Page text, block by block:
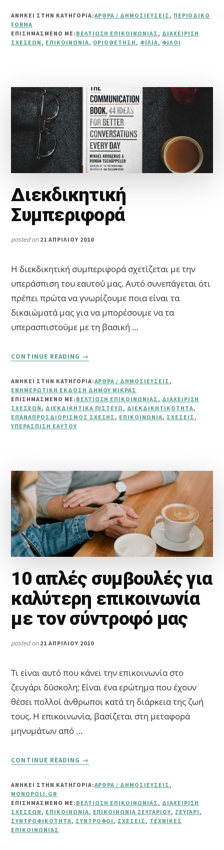
ΑΝΗΚΕΙ ΣΤΗΝ ΚΑΤΗΓΟΡΙΑ:ΆΡΘΡΑ / ΔΗΜΟΣΙΕΎΣΕΙΣ, ΠΕΡΙΟΔΙΚΌ
FORMA
ΕΠΙΣΗΜΑΣΜΈΝΟ ΜΕ: ΒΕΛΤΊΩΣΗ ΕΠΙΚΟΙΝΩΝΊΑΣ, ΔΙΑΧΕΊΡΙΣΗ
ΣΧΈΣΕΩΝ, ΕΠΙΚΟΙΝΩΝΊΑ, ΟΡΙΟΘΈΤΗΣΗ, ΦΙΛΊΑ, ΦΊΛΟΙ
Διεκδικητική
Συμπεριφορά
posted on 21 ΑΠΡΙΛΊΟΥ 2010
Η διεκδικητική συμπεριφορά σχετίζεται με την
υπεράσπιση του εαυτού μας. Αυτό συνεπάγεται ότι
πρέπει πρώτα να γνωρίζουμε ποια είναι τα
δικαιώματά μας για να μπορέσουμε να τα
υπερασπιστούμε με τη βασική …
CONTINUE READING
ΔΙΕΚΔΙΚΗΤΙΚΉ
→
ΑΝΗΚΕΙ ΣΤΗΝ ΚΑΤΗΓΟΡΙΑ:ΆΡΘΡΑ / ΔΗΜΟΣΙΕΎΣΕΙΣ,
ΕΝΗΜΕΡΩΤΙΚΉ ΈΚΔΟΣΗ ΔΉΜΟΥ ΜΊΚΡΑΣ
ΕΠΙΣΗΜΑΣΜΈΝΟ ΜΕ: ΒΕΛΤΊΩΣΗ ΕΠΙΚΟΙΝΩΝΊΑΣ, ΔΙΑΧΕΊΡΙΣΗ
ΣΧΈΣΕΩΝ, ΔΙΕΚΔΙΚΗΤΙΚΆ ΠΙΣΤΕΎΩ, ΔΙΕΚΔΙΚΗΤΙΚΌΤΗΤΑ,
ΕΠΑΝΑΠΡΟΣΔΙΟΡΙΣΜΌΣ ΣΧΈΣΗΣ, ΕΠΙΚΟΙΝΩΝΊΑ, ΣΧΈΣΕΙΣ,
ΥΠΕΡΆΣΠΙΣΗ ΕΑΥΤΟΎ
10 απλές συμβουλές για
καλύτερη επικοινωνία
με τον σύντροφό μας
posted on 21 ΑΠΡΙΛΊΟΥ 2010
Τι είναι αυτό που κάνει την επικοινωνία στο
ζευγάρι δύσκολη; Είναι ένα ερώτημα που έχουν
θέσει πολλοί άνθρωποι κατά τη διάρκεια της ζωή
τους. Η επικοινωνία, βασίζεται στη μεταφορά
μηνυμάτων από …
CONTINUE READING
10
ΣΥΜΒΟΥΛΈΣ
ΓΙΑ
ΚΑΛΎΤΕΡΗ
ΕΠΙΚΟΙΝΩΝΊΑ
→
ΑΝΗΚΕΙ ΣΤΗΝ ΚΑΤΗΓΟΡΙΑ:ΆΡΘΡΑ / ΔΗΜΟΣΙΕΎΣΕΙΣ,
MONOPOLI.GR
ΕΠΙΣΗΜΑΣΜΈΝΟ ΜΕ: ΒΕΛΤΊΩΣΗ ΕΠΙΚΟΙΝΩΝΊΑΣ, ΔΙΑΧΕΊΡΙΣΗ
ΣΧΈΣΕΩΝ, ΕΠΙΚΟΙΝΩΝΊΑ, ΕΠΙΚΟΙΝΩΝΊΑ ΖΕΥΓΑΡΙΟΎ, ΖΕΥΓΆΡΙ,
ΣΥΝΤΡΟΦΙΚΌΤΗΤΑ, ΣΎΝΤΡΟΦΟΙ, ΣΧΈΣΕΙΣ, ΤΕΧΝΙΚΈΣ
ΕΠΙΚΟΙΝΩΝΊΑΣ